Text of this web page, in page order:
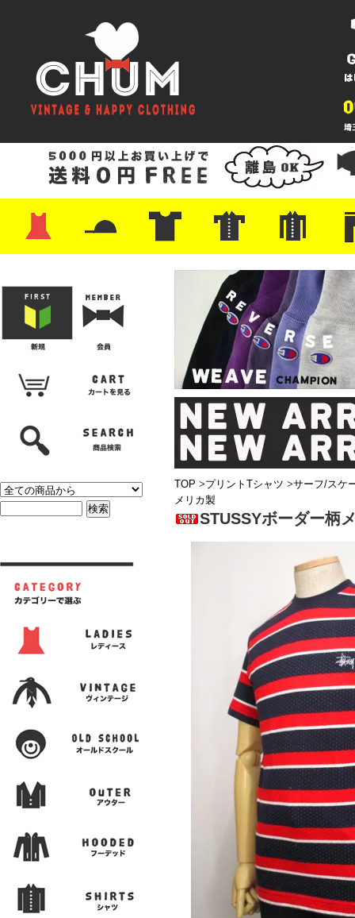
・レザーシューズ/スニーカー
・プリントTシャツ
・バンド/ツアー
・キャラクター
・Nike/adidas/スポーツ
・チャンピオン
・サーフ/スケート
・ボーダー/総柄/無地
・フットボール/リンガー
・タンクトップ/NBA・ポロシャツ
・半袖シャツ
・アロハ/サーフ/ボーリング
・ラルフ/ブランド
・無地/チェック/ストラ
・ワーク/ミリタリー/ウ
・ネル/ウール ・ショ
・アウ
・ジー
・
・ミリ
・コー
・コッ
・オー
・ジャ
ン
TOP >プリントTシャツ >サーフ/スケ
メリカ製
STUSSYボーダー柄